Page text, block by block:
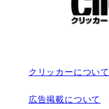
クリッカーについて
広告掲載について